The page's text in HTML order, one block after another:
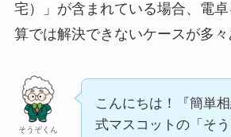
宅）」が含まれている場合、電
算では解決できないケースが多々
そうぞくん
こんにちは！『簡単
式マスコットの「そ